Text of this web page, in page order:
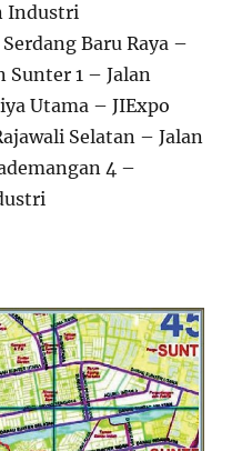
Industri
Baru Raya –
Sunter 1 – Jalan
Utama – JIExpo
Selatan – Jalan
4 –